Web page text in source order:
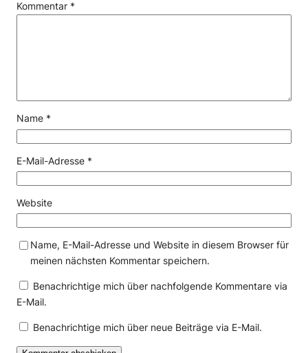
Kommentar *
Name *
E-Mail-Adresse *
Website
Name, E-Mail-Adresse und Website in diesem Browser für
meinen nächsten Kommentar speichern.
Benachrichtige mich über nachfolgende Kommentare via
E-Mail.
Benachrichtige mich über neue Beiträge via E-Mail.